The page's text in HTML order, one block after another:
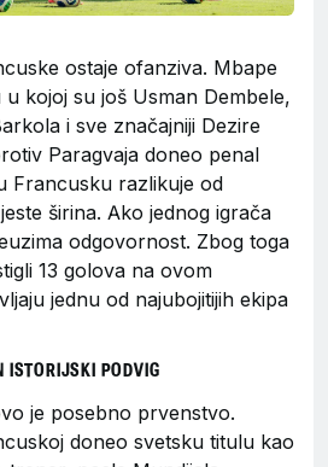
ostaje ofanziva. Mbape
kojoj su još Usman Dembele,
i sve značajniji Dezire
Paragvaja doneo penal
Francusku razlikuje od
širina. Ako jednog igrača
odgovornost. Zbog toga
13 golova na ovom
jednu od najubojitijih ekipa
ISTORIJSKI PODVIG
je posebno prvenstvo.
doneo svetsku titulu kao